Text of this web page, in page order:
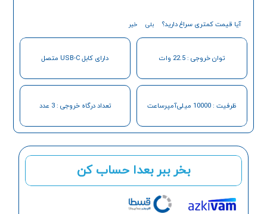
بخر ببر بعدا حساب کن
آیا قیمت کمتری سراغ دارید؟ بلی خیر
توان خروجی : 22.5 وات دارای کابل USB-C متصل
ظرفیت : 10000 میلی‌آمپر‌ساعت تعداد درگاه خروجی : 3 عدد